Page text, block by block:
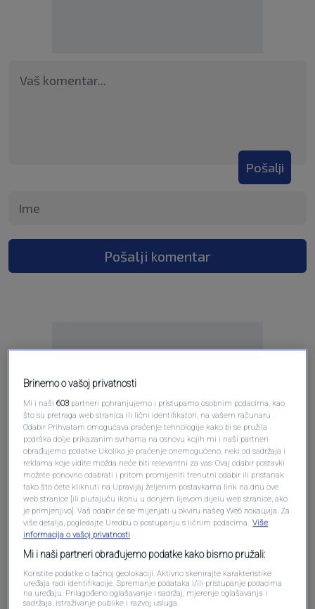
Pošalji
Pošalji komentar
Oglas
Oglas
Brinemo o vašoj privatnosti
Mi i naši603 partneri pohranjujemo i pristupamo osobnim podacima, kao
što su pretraga web stranica ili lični identifikatori, na vašem računaru .
Odabir Prihvatam omogućava praćenje tehnologije kako bi se pružila
podrška dolje prikazanim svrhama na osnovu kojih mi i naši partneri
obrađujemo podatke Ukoliko je praćenje onemogućeno, neki od sadržaja i
reklama koje vidite možda neće biti relevantni za vas. Ovaj odabir postavki
možete ponovno odabrati i pritom promijeniti trenutni odabir ili pristanak
tako što ćete kliknuti na Upravljaj željenim postavkama link na dnu ove
web stranice [ili plutajuću ikonu u donjem lijevom dijelu web stranice, ako
je primjenjivo]. Vaš odabir će se mijenjati u okviru našeg Wеб локација. Za
više detalja, pogledajte Uredbu o postupanju s ličnim podacima. Više
informacija o vašoj privatnosti
Mi i naši partneri obrađujemo podatke kako bismo pružali:
Koristite podatke o tačnoj geolokaciji. Aktivno skenirajte karakteristike
uređaja radi identifikacije. Spremanje podataka i/ili pristupanje podacima
na uređaju. Prilagođeno oglašavanje i sadržaj, mjerenje oglašavanja i
sadržaja, istraživanje publike i razvoj usluga.